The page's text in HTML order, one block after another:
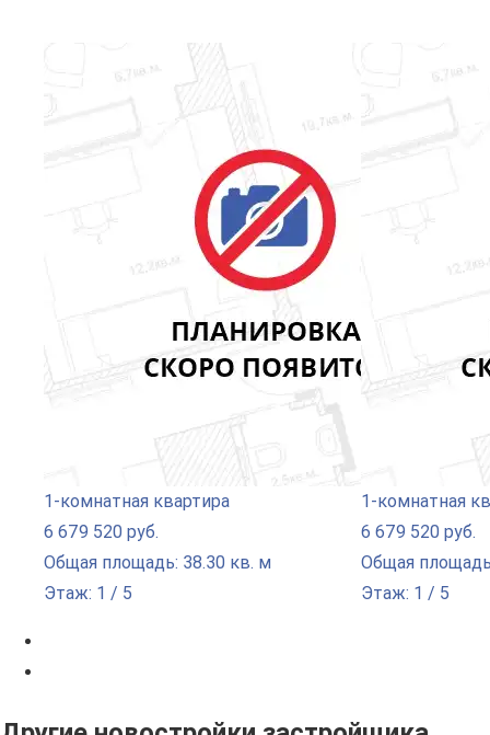
1-комнатная квартира
6 679 520 руб.
Общая площадь: 38.30 кв. м
Этаж: 1 / 5
1-комнатная
6 679 520 руб.
Общая
Этаж: 1 / 5